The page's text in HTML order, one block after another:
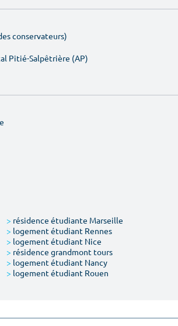
conservateurs)
Pitié-Salpêtrière (AP)
> résidence étudiante Marseille
> logement étudiant Rennes
> logement étudiant Nice
> résidence grandmont tours
> logement étudiant Nancy
> logement étudiant Rouen